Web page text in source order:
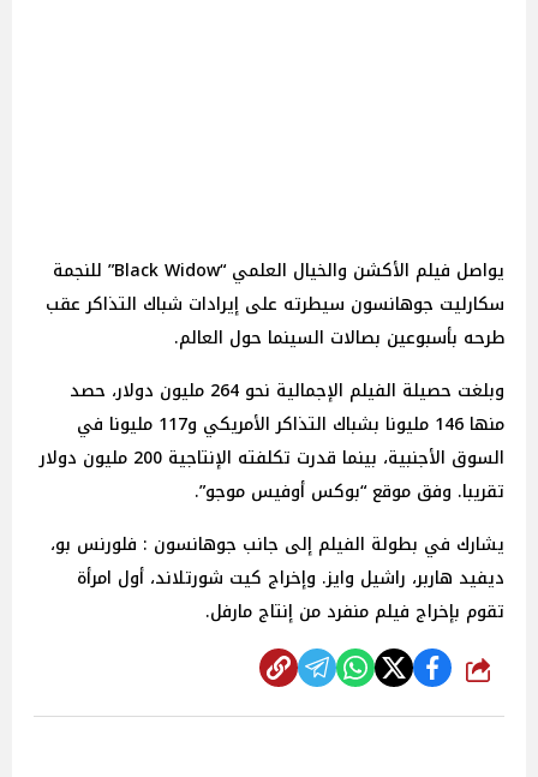
يواصل فيلم الأكشن والخيال العلمي “Black Widow” للنجمة
سكارليت جوهانسون سيطرته على إيرادات شباك التذاكر عقب
طرحه بأسبوعين بصالات السينما حول العالم.
وبلغت حصيلة الفيلم الإجمالية نحو 264 مليون دولار، حصد
منها 146 مليونا بشباك التذاكر الأمريكي و117 مليونا في
السوق الأجنبية، بينما قدرت تكلفته الإنتاجية 200 مليون دولار
تقريبا. وفق موقع “بوكس أوفيس موجو”.
يشارك في بطولة الفيلم إلى جانب جوهانسون : فلورنس بو،
ديفيد هاربر، راشيل وايز. وإخراج كيت شورتلاند، أول امرأة
تقوم بإخراج فيلم منفرد من إنتاج مارفل.
شارك